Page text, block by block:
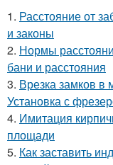
1. Расстояние от
и законы
2. Нормы
бани и расстояния
3. Врезка замков
Установка с
4. Имитация
площади
5. Как заставить